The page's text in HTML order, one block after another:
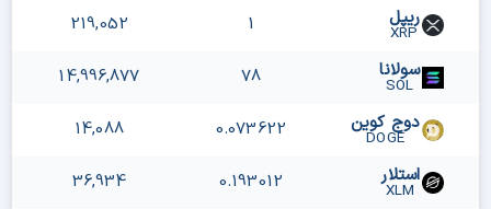
ریپل
XRP
1
219,052
سولانا
SOL
78
14,996,877
دوج کوین
DOGE
0.073622
14,088
استلار
XLM
0.193012
36,934